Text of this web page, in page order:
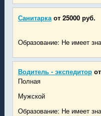
Санитарка от 25000 руб.
Образование: Не имеет
Водитель - экспедитор
Полная
Мужской
Образование: Не имеет